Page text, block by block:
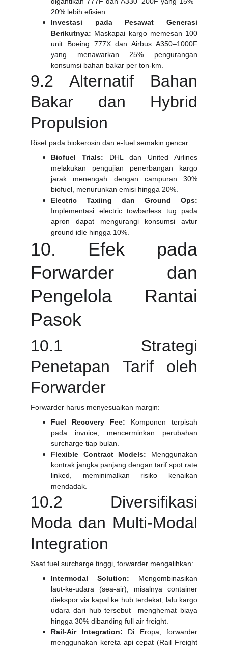
20% lebih efisien.
Investasi pada Pesawat Generasi
Berikutnya: Maskapai kargo memesan 100
unit Boeing 777X dan Airbus A350–1000F
yang menawarkan 25% pengurangan
konsumsi bahan bakar per ton-km.
9.2 Alternatif Bahan
Bakar dan Hybrid
Propulsion
Riset pada biokerosin dan e-fuel semakin gencar:
Biofuel Trials: DHL dan United Airlines
melakukan pengujian penerbangan kargo
jarak menengah dengan campuran 30%
biofuel, menurunkan emisi hingga 20%.
Electric Taxiing dan Ground Ops:
Implementasi electric towbarless tug pada
apron dapat mengurangi konsumsi avtur
ground idle hingga 10%.
10. Efek pada
Forwarder dan
Pengelola Rantai
Pasok
10.1 Strategi
Penetapan Tarif oleh
Forwarder
Forwarder harus menyesuaikan margin:
Fuel Recovery Fee: Komponen terpisah
pada invoice, mencerminkan perubahan
surcharge tiap bulan.
Flexible Contract Models: Menggunakan
kontrak jangka panjang dengan tarif spot rate
linked, meminimalkan risiko kenaikan
mendadak.
10.2 Diversifikasi
Moda dan Multi-Modal
Integration
Saat fuel surcharge tinggi, forwarder mengalihkan:
Intermodal Solution: Mengombinasikan
laut-ke-udara (sea-air), misalnya container
diekspor via kapal ke hub terdekat, lalu kargo
udara dari hub tersebut—menghemat biaya
hingga 30% dibanding full air freight.
Rail-Air Integration: Di Eropa, forwarder
menggunakan kereta api cepat (Rail Freight